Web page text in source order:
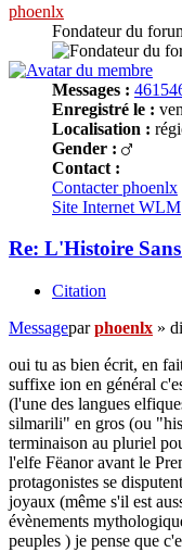
phoenlx
Fondateur du
Messages :
Enregistré le :
Localisation :
Gender :
Contact :
Contacter phoenlx
Site Internet WLM
Re: L'Histoire
Citation
Messageparphoenlx »
oui tu as bien écrit, en
suffixe ion en général
(l'une des langues
silmarili" en gros (ou
terminaison au pluriel
l'elfe Fëanor avant le
protagonistes se
joyaux (même s'il est
évènements
peuples ) je pense que